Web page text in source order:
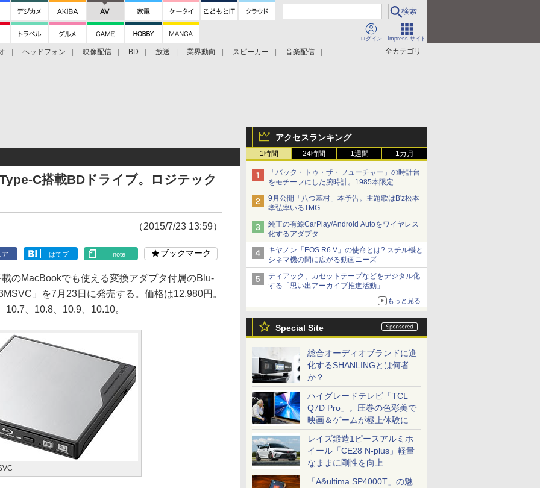
ログイン Impress サイト
全カテゴリ
ヘッドフォン 映像配信 BD 放送 業界動向 スピーカー
音楽配信
アクセスランキング
1時間 24時間 1週間 1カ月
「バック・トゥ・ザ・フューチャー」の時計台
をモチーフにした腕時計。1985本限定
9月公開「八つ墓村」本予告。主題歌はB'z松本
孝弘率いるTMG
純正の有線CarPlay/Android Autoをワイヤレス
化するアダプタ
キヤノン「EOS R6 V」の使命とは? スチル機と
シネマ機の間に広がる動画ニーズ
ティアック、カセットテープなどをデジタル化
する「思い出アーカイブ推進活動」
もっと見る
Special Site
総合オーディオブランドに進
化するSHANLINGとは何者
か？
ハイグレードテレビ「TCL
Q7D Pro」。圧巻の色彩美で
映画＆ゲームが極上体験に
レイズ鍛造1ピースアルミホ
イール「CE28 N-plus」軽量
なままに剛性を向上
「A&ultima SP4000T」の魅
C搭載BDドライブ。ロジテック
（2015/7/23 13:59）
ア はてブ note ブックマーク
のMacBookでも使える変換アダプタ付属のBlu-
」を7月23日に発売する。価格は12,980円。
、10.8、10.9、10.10。